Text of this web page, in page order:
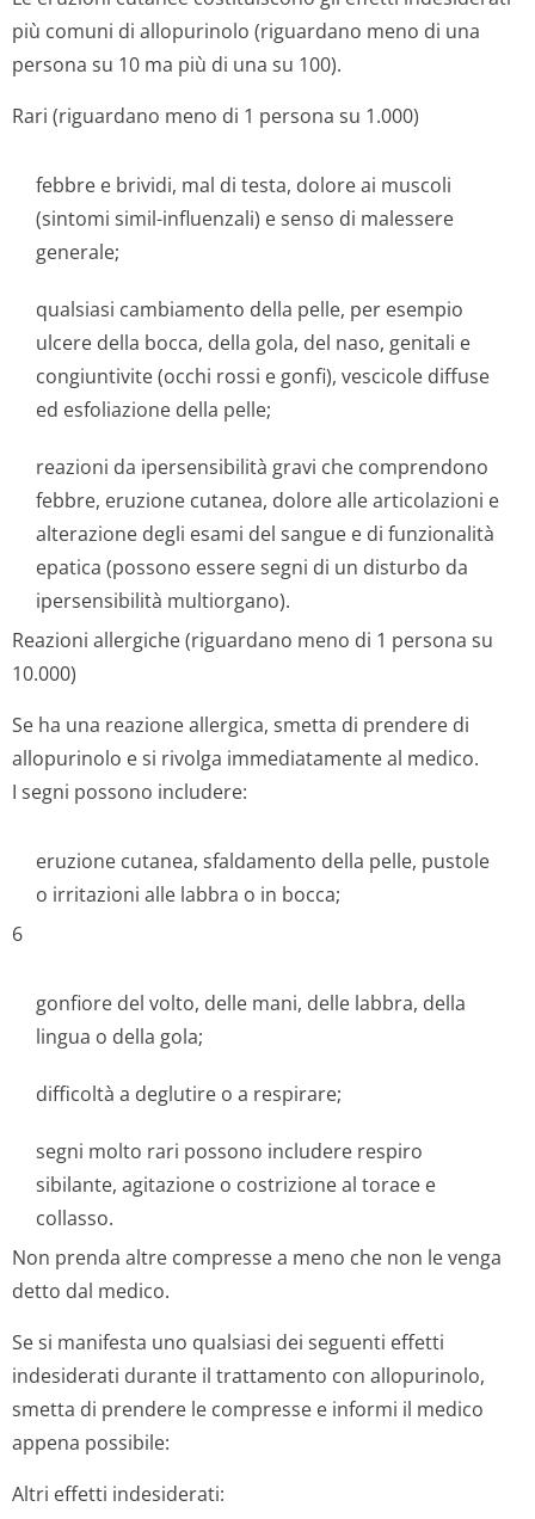
più comuni di allopurinolo (riguardano meno di una
persona su 10 ma più di una su 100).
Rari (riguardano meno di 1 persona su 1.000)
febbre e brividi, mal di testa, dolore ai muscoli
(sintomi simil-influenzali) e senso di malessere
generale;
qualsiasi cambiamento della pelle, per esempio
ulcere della bocca, della gola, del naso, genitali e
congiuntivite (occhi rossi e gonfi), vescicole diffuse
ed esfoliazione della pelle;
reazioni da ipersensibilità gravi che comprendono
febbre, eruzione cutanea, dolore alle articolazioni e
alterazione degli esami del sangue e di funzionalità
epatica (possono essere segni di un disturbo da
ipersensibilità multiorgano).
Reazioni allergiche (riguardano meno di 1 persona su
10.000)
Se ha una reazione allergica, smetta di prendere di
allopurinolo e si rivolga immediatamente al medico.
I segni possono includere:
eruzione cutanea, sfaldamento della pelle, pustole
o irritazioni alle labbra o in bocca;
6
gonfiore del volto, delle mani, delle labbra, della
lingua o della gola;
difficoltà a deglutire o a respirare;
segni molto rari possono includere respiro
sibilante, agitazione o costrizione al torace e
collasso.
Non prenda altre compresse a meno che non le venga
detto dal medico.
Se si manifesta uno qualsiasi dei seguenti effetti
indesiderati durante il trattamento con allopurinolo,
smetta di prendere le compresse e informi il medico
appena possibile:
Altri effetti indesiderati: